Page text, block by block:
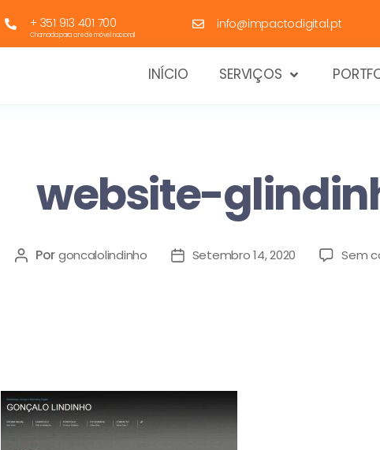
+ 351 913 401 700
Chamada para a rede móvel nacional
info@impactodigital.pt
INÍCIO SERVIÇOS
website-
Porgoncalolindinho Setembro 14, 2020 Sem